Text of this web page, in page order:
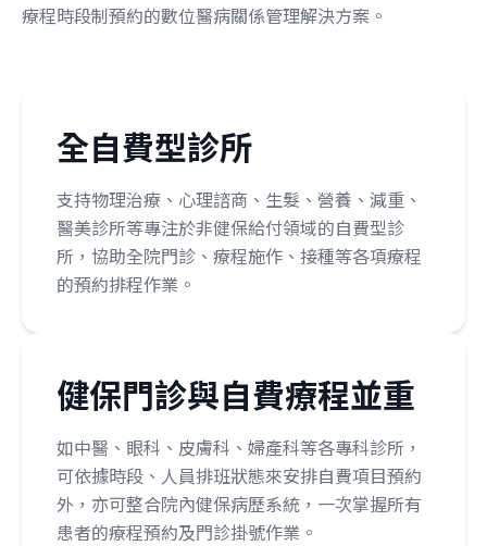
療程時段制預約的數位醫病關係管理解決方案。
全自費型診所
支持物理治療、心理諮商、生髮、營養、減重、
醫美診所等專注於非健保給付領域的自費型診
所，協助全院門診、療程施作、接種等各項療程
的預約排程作業。
健保門診與自費療程並重
如中醫、眼科、皮膚科、婦產科等各專科診所，
可依據時段、人員排班狀態來安排自費項目預約
外，亦可整合院內健保病歷系統，一次掌握所有
患者的療程預約及門診掛號作業。